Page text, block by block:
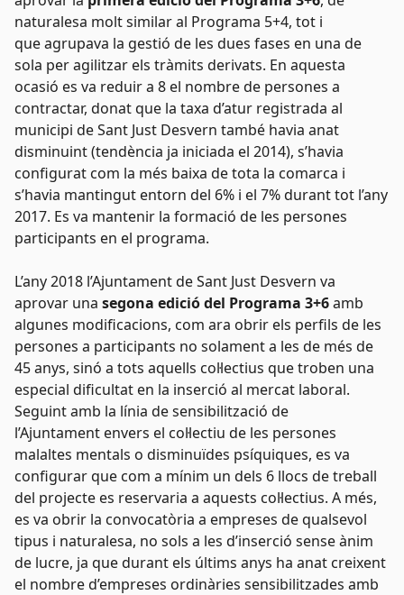
naturalesa molt similar al Programa 5+4, tot i
que agrupava la gestió de les dues fases en una de
sola per agilitzar els tràmits derivats. En aquesta
ocasió es va reduir a 8 el nombre de persones a
contractar, donat que la taxa d’atur registrada al
municipi de Sant Just Desvern també havia anat
disminuint (tendència ja iniciada el 2014), s’havia
configurat com la més baixa de tota la comarca i
s’havia mantingut entorn del 6% i el 7% durant tot l’any
2017. Es va mantenir la formació de les persones
participants en el programa.
L’any 2018 l’Ajuntament de Sant Just Desvern va
aprovar una segona edició del Programa 3+6amb
algunes modificacions, com ara obrir els perfils de les
persones a participants no solament a les de més de
45 anys, sinó a tots aquells col·lectius que troben una
especial dificultat en la inserció al mercat laboral.
Seguint amb la línia de sensibilització de
l’Ajuntament envers el col·lectiu de les persones
malaltes mentals o disminuïdes psíquiques, es va
configurar que com a mínim un dels 6 llocs de treball
del projecte es reservaria a aquests col·lectius. A més,
es va obrir la convocatòria a empreses de qualsevol
tipus i naturalesa, no sols a les d’inserció sense ànim
de lucre, ja que durant els últims anys ha anat creixent
el nombre d’empreses ordinàries sensibilitzades amb